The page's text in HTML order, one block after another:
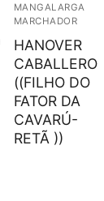
MANGALARGA
MARCHADOR
HANOVER
CABALLERO
((FILHO DO
FATOR DA
CAVARÚ-
RETÃ ))